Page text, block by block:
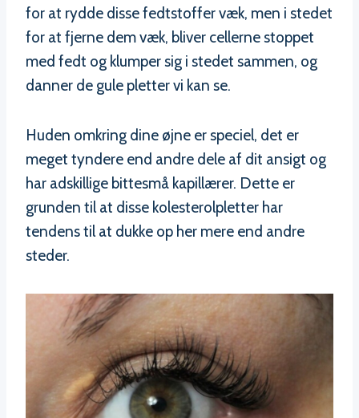
for at rydde disse fedtstoffer væk, men i stedet
for at fjerne dem væk, bliver cellerne stoppet
med fedt og klumper sig i stedet sammen, og
danner de gule pletter vi kan se.
Huden omkring dine øjne er speciel, det er
meget tyndere end andre dele af dit ansigt og
har adskillige bittesmå kapillærer. Dette er
grunden til at disse kolesterolpletter har
tendens til at dukke op her mere end andre
steder.